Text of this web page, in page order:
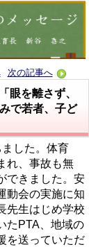
次の記事へ
眼を離さず、
で若者、子ど
した。体育
れ、事故も無
できました。安
動会の実施に知
先生はじめ学校
たPTA、地域の
を送っていただ